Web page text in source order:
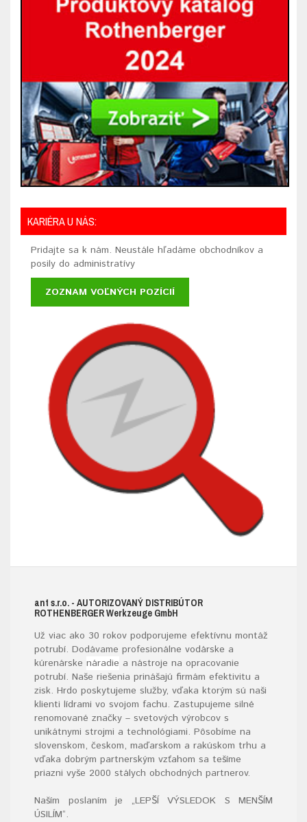
KARIÉRA U NÁS:
Pridajte sa k nám. Neustále hľadáme obchodníkov a
posily do administratívy
ZOZNAM VOĽNÝCH POZÍCIÍ
ant s.r.o. - AUTORIZOVANÝ DISTRIBÚTOR
ROTHENBERGER Werkzeuge GmbH
Už viac ako 30 rokov podporujeme efektívnu montáž
potrubí. Dodávame profesionálne vodárske a
kúrenárske náradie a nástroje na opracovanie
potrubí. Naše riešenia prinášajú firmám efektivitu a
zisk. Hrdo poskytujeme služby, vďaka ktorým sú naši
klienti lídrami vo svojom fachu. Zastupujeme silné
renomované značky – svetových výrobcov s
unikátnymi strojmi a technológiami. Pôsobíme na
slovenskom, českom, maďarskom a rakúskom trhu a
vďaka dobrým partnerským vzťahom sa tešíme
priazni vyše 2000 stálych obchodných partnerov.
Naším poslaním je „LEPŠÍ VÝSLEDOK S MENŠÍM
ÚSILÍM“.